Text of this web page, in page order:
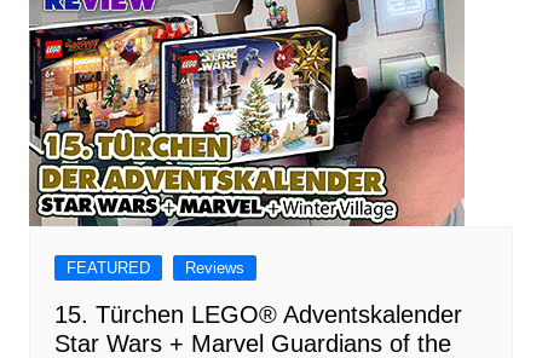
FEATURED Reviews
15. Türchen LEGO® Adventskalender
Star Wars + Marvel Guardians of the